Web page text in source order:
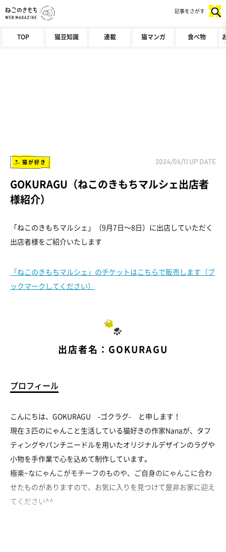
TOP 猫豆知識 連載 猫マンガ 食べ物
記事をさがす
猫が好き 2024/06/11 UP DATE
GOKURAGU（ねこのきもちマルシェ出店者
様紹介）
「ねこのきもちマルシェ」（9月7日～8日）に出店していただく
出店者様をご紹介いたします
「ねこのきもちマルシェ」のチケットはこちらで販売します（ブ
ックマークしてください）
出店者名：GOKURAGU
プロフィール
こんにちは、GOKURAGU -ゴクラグ- と申します！
現在３匹のにゃんこと生活している猫好きの作家Nanaが、タフ
ティングやパンチニードルを用いたオリジナルデザインのラグや
小物を手作業で心を込めて制作しています。
極楽~なにゃんこがモチーフのものや、ご自身のにゃんこに合わ
せたものがありますので、お気に入りを見つけて是非お家に迎え
てください^^